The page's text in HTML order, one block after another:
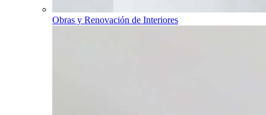
Obras y Renovación de Interiores